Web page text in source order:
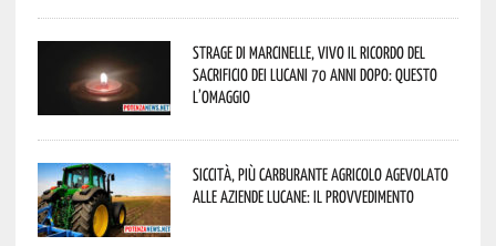
Strage di Marcinelle, vivo il ricordo del
sacrificio dei lucani 70 anni dopo: questo
l’omaggio
Siccità, più carburante agricolo agevolato
alle aziende lucane: il provvedimento